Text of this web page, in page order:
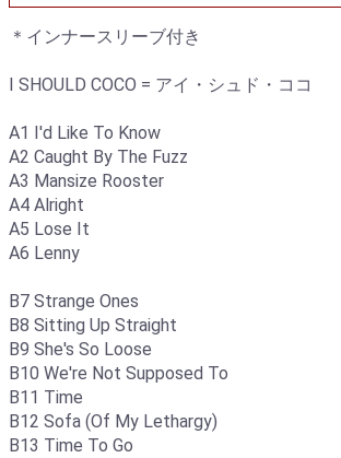
＊インナースリーブ付き
I SHOULD COCO = アイ・シュド・ココ
A1 I'd Like To Know
A2 Caught By The Fuzz
A3 Mansize Rooster
A4 Alright
A5 Lose It
A6 Lenny
B7 Strange Ones
B8 Sitting Up Straight
B9 She's So Loose
B10 We're Not Supposed To
B11 Time
B12 Sofa (Of My Lethargy)
B13 Time To Go